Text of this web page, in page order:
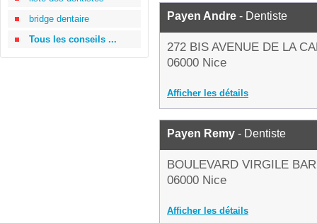
bridge dentaire
Tous les conseils ...
Payen Andre - Dentiste
272 BIS AVENUE DE LA
06000 Nice
Afficher les détails
Payen Remy - Dentiste
BOULEVARD VIRGILE
06000 Nice
Afficher les détails